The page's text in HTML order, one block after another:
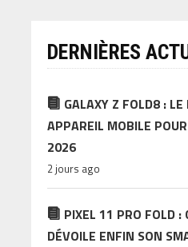
DERNIÈRES
GALAXY Z FOLD8 : LE
APPAREIL MOBILE
2026
2 jours ago
PIXEL 11 PRO FOLD :
DÉVOILE ENFIN SON